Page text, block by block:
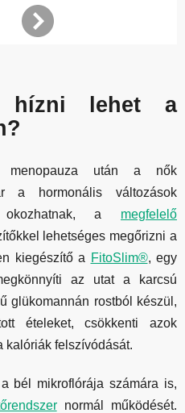
hízni lehet a
után a nők
a hormonális változások
okozhatnak, a megfelelő
lehetséges megőrizni a
kiegészítő a FitoSlim®, egy
az utat a karcsú
glükomannán rostból készül,
ételeket, csökkenti azok
kalóriák felszívódását.
bél mikroflórája számára is,
normál működését.